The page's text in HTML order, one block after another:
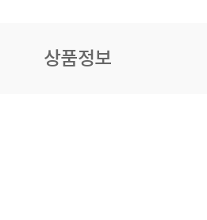
상품정보